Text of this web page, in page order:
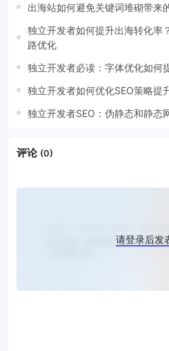
出海站如何避免关键词堆砌带来
独立开发者如何提升出海转化率
路优化
独立开发者必读：字体优化如何
独立开发者如何优化SEO策略提
独立开发者SEO：伪静态和静态
评论 (0)
请登录后发